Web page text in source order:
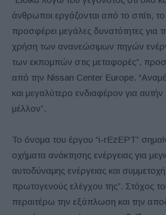
άνθρωποι εργάζονται από το σπίτι,
προσφέρει μεγάλες δυνατότητες για
χρήση των ανανεώσιμων πηγών
των εκπομπών στις μεταφορές”,
από την Nissan Center Europe.
και μεγαλύτερο ενδιαφέρον για
μέλλον”.
Το όνομα του έργου “i-rEzEPT”
οχήματα ανάκτησης ενέργειας για
αυτοδύναμης ενέργειας και
πρωτογενούς ελέγχου της”. Στόχος
περαιτέρω την εξάπλωση και την